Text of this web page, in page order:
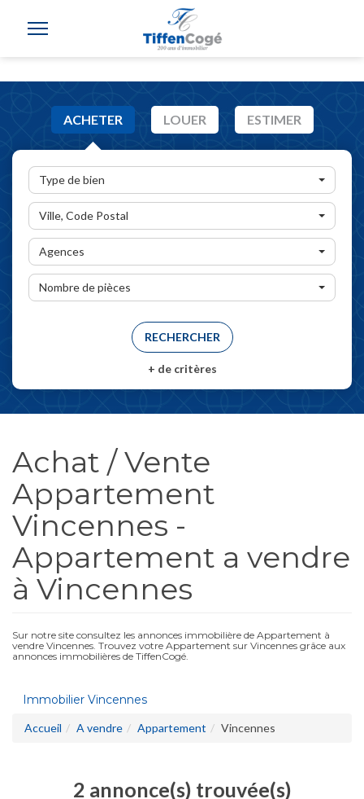
ACHETER LOUER ESTIMER
Type de bien
Ville, Code Postal
Agences
Nombre de pièces
+ de critères
Achat / Vente
Appartement
Vincennes -
Appartement a vendre
à Vincennes
Sur notre site consultez les annonces immobilière de Appartement à
vendre Vincennes. Trouvez votre Appartement sur Vincennes grâce aux
annonces immobilières de TiffenCogé.
Immobilier Vincennes
Accueil A vendre Appartement Vincennes
2 annonce(s) trouvée(s)